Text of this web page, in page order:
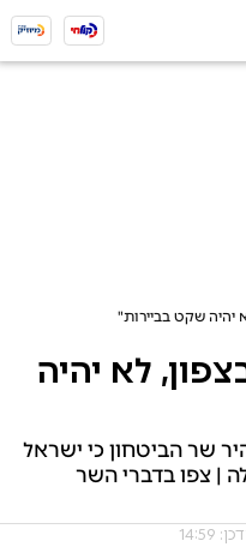
יהיה שקט בביירות"
לא יהיה
שר הביטחון כי ישראל
| צפו בדברי השר
14:59